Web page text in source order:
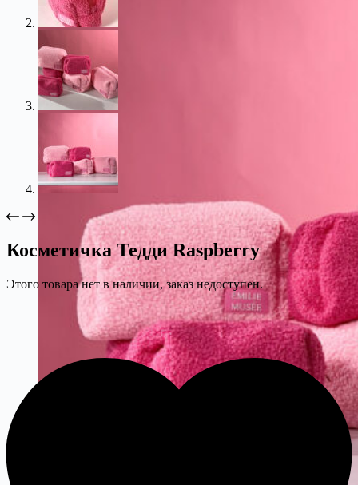
Косметичка Тедди Raspberry
Этого товара нет в наличии, заказ недоступен.